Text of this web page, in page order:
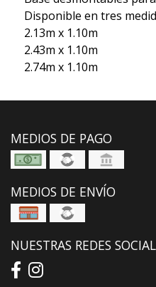
Disponible en tres
2.13m x 1.10m
2.43m x 1.10m
2.74m x 1.10m
MEDIOS DE PAGO
MEDIOS DE ENVÍO
NUESTRAS REDES